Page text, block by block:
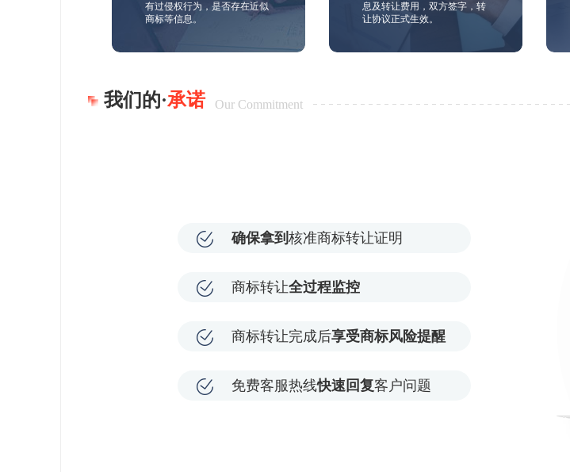
有过侵权行为，是否存在近似
商标等信息。
息及转让费用，双方签字，转
让协议正式生效。
我们的·承诺 Our Commitment
确保拿到 核准商标转让证明
商标转让全过程监控
商标转让完成后享受商标风险提醒
免费客服热线快速回复客户问题